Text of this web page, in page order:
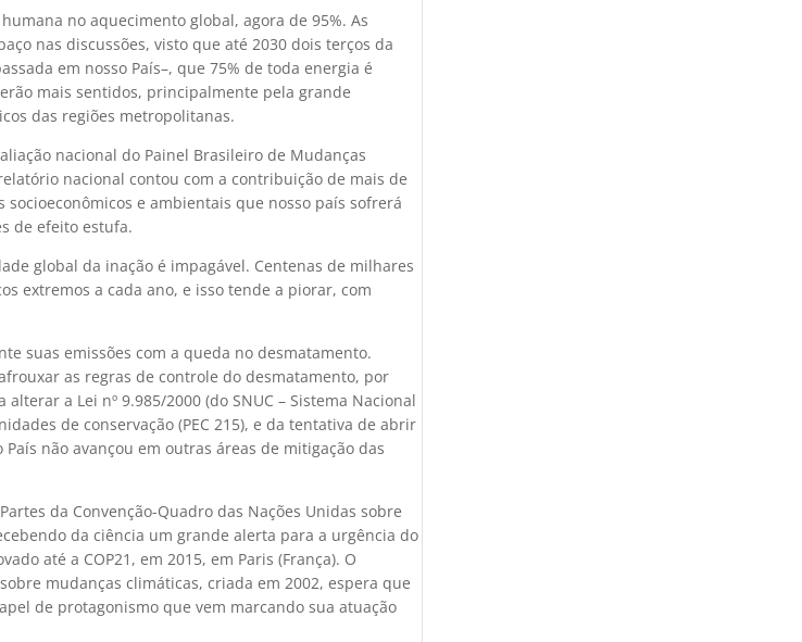
no aquecimento global, agora de 95%. As
nas discussões, visto que até 2030 dois terços da
em nosso País–, que 75% de toda energia é
mais sentidos, principalmente pela grande
das regiões metropolitanas.
nacional do Painel Brasileiro de Mudanças
nacional contou com a contribuição de mais de
e ambientais que nosso país sofrerá
de efeito estufa.
global da inação é impagável. Centenas de milhares
extremos a cada ano, e isso tende a piorar, com
suas emissões com a queda no desmatamento.
as regras de controle do desmatamento, por
a Lei nº 9.985/2000 (do SNUC – Sistema Nacional
de conservação (PEC 215), e da tentativa de abrir
não avançou em outras áreas de mitigação das
da Convenção-Quadro das Nações Unidas sobre
da ciência um grande alerta para a urgência do
até a COP21, em 2015, em Paris (França). O
mudanças climáticas, criada em 2002, espera que
de protagonismo que vem marcando sua atuação